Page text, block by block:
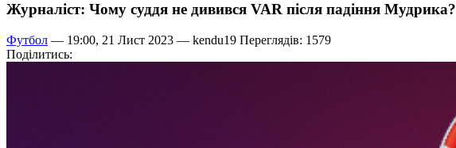
Журналіст: Чому суддя не дивився VAR після падіння Мудрика?
Футбол — 19:00, 21 Лист 2023 — kendu19 Переглядів: 1579
Поділитись: